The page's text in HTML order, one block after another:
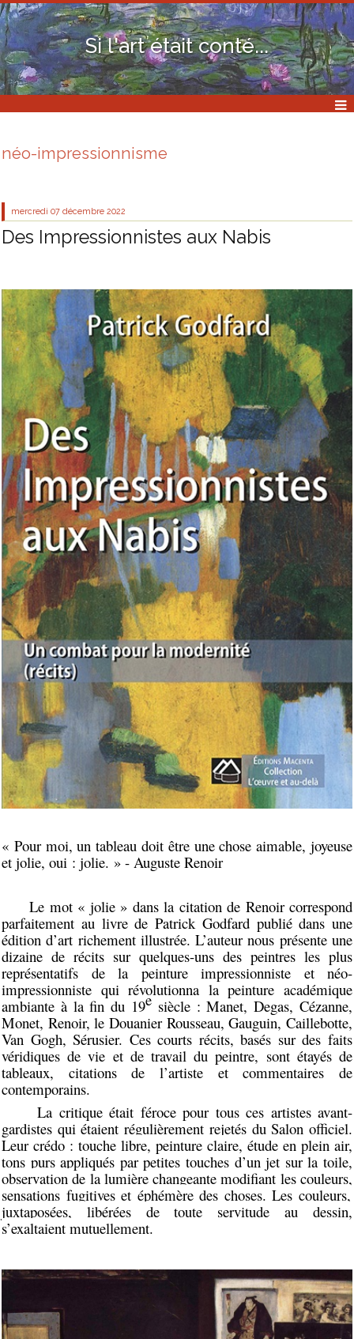
Si l'art était conté...
néo-impressionnisme
mercredi 07 décembre 2022
Des Impressionnistes aux Nabis
« Pour moi, un tableau doit être une chose aimable, joyeuse
et jolie, oui : jolie. » - Auguste Renoir
Le mot « jolie » dans la citation de Renoir correspond
parfaitement au livre de Patrick Godfard publié dans une
édition d’art richement illustrée. L’auteur nous présente une
dizaine de récits sur quelques-uns des peintres les plus
représentatifs de la peinture impressionniste et néo-
impressionniste qui révolutionna la peinture académique
ambiante à la fin du 19e siècle : Manet, Degas, Cézanne,
Monet, Renoir, le Douanier Rousseau, Gauguin, Caillebotte,
Van Gogh, Sérusier. Ces courts récits, basés sur des faits
véridiques de vie et de travail du peintre, sont étayés de
tableaux, citations de l’artiste et commentaires de
contemporains.
La critique était féroce pour tous ces artistes avant-
gardistes qui étaient régulièrement rejetés du Salon officiel.
Leur crédo : touche libre, peinture claire, étude en plein air,
tons pursappliqués par petites touches d’un jet sur la toile,
observationde la lumière changeante modifiant les couleurs,
sensations fugitives et éphémère des choses. Les couleurs,
juxtaposées, libérées de toute servitude au dessin,
s’exaltaient mutuellement.